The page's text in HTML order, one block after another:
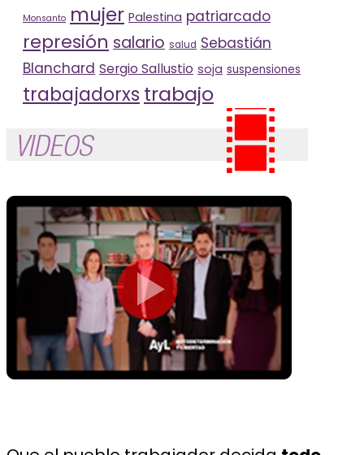
Monsanto mujer Palestina patriarcado
represión salario salud Sebastián
Blanchard Sergio Sallustio soja suspensiones
trabajadorxs trabajo